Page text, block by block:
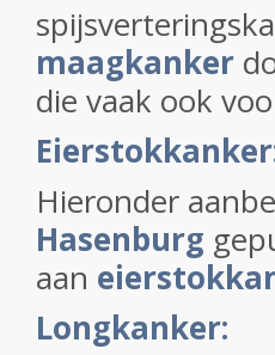
maagkanker
die vaak ook
Hieronder
Hasenburg
aan
Longkanker: